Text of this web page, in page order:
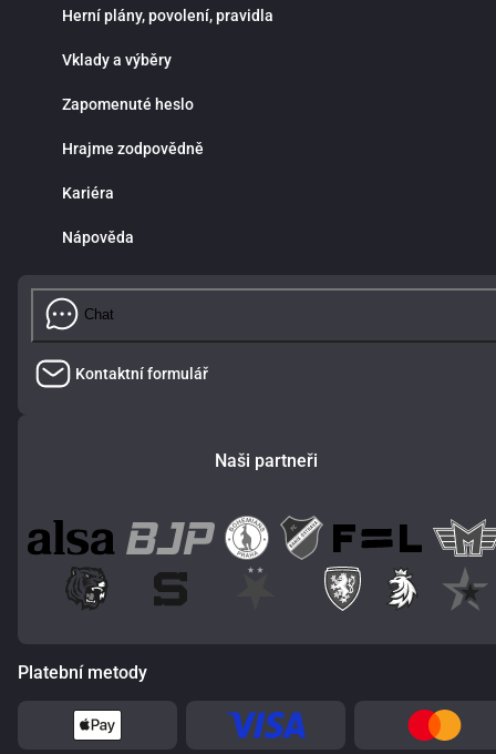
Herní plány, povolení, pravidla
Vklady a výběry
Zapomenuté heslo
Hrajme zodpovědně
Kariéra
Nápověda
Chat
Kontaktní formulář
Naši partneři
Platební metody